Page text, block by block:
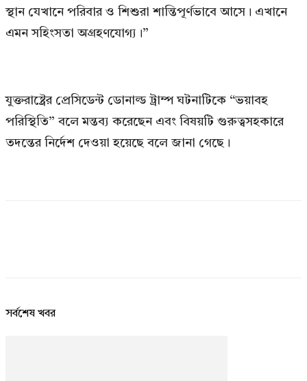
স্থান যেখানে পরিবার ও শিশুরা শান্তিপূর্ণভাবে আসে। এখানে
এমন সহিংসতা অগ্রহণযোগ্য।”
যুক্তরাষ্ট্রের প্রেসিডেন্ট ডোনাল্ড ট্রাম্প ঘটনাটিকে “ভয়াবহ
পরিস্থিতি” বলে মন্তব্য করেছেন এবং বিষয়টি গুরুত্বসহকারে
তদন্তের নির্দেশ দেওয়া হয়েছে বলে জানা গেছে।
সর্বশেষ খবর